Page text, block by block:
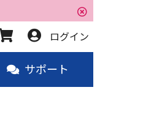
ログイン
サポート